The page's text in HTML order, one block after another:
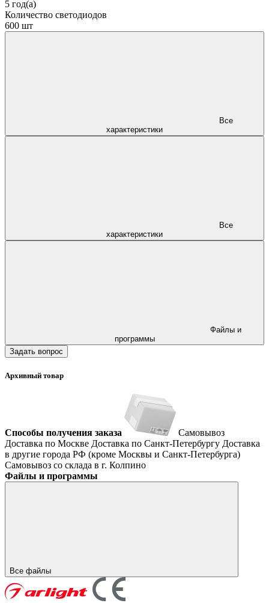
5 год(а)
Количество светодиодов
600 шт
характеристики
характеристики
программы
Задать вопрос
Архивный товар
Способы получения заказа
Самовывоз
Доставка по Москве Доставка по Санкт-Петербургу Доставка
в другие города РФ (кроме Москвы и Санкт-Петербурга)
Самовывоз со склада в г. Колпино
Файлы и программы
Все файлы